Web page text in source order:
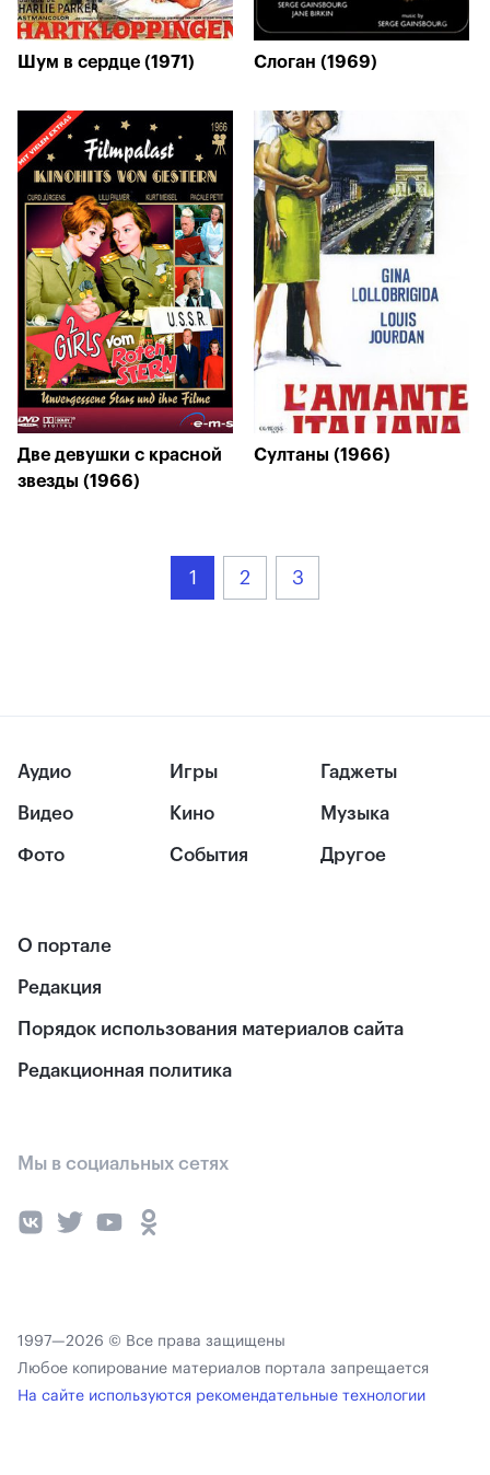
Шум в сердце (1971) Слоган (1969)
Две девушки с красной
звезды (1966)
Султаны (1966)
1 2 3
Аудио
Видео
Фото
Игры
Кино
События
Гаджеты
Музыка
Другое
О портале
Редакция
Порядок использования материалов сайта
Редакционная политика
Мы в социальных сетях
1997—2026 © Все права защищены
Любое копирование материалов портала запрещается
На сайте используются рекомендательные технологии